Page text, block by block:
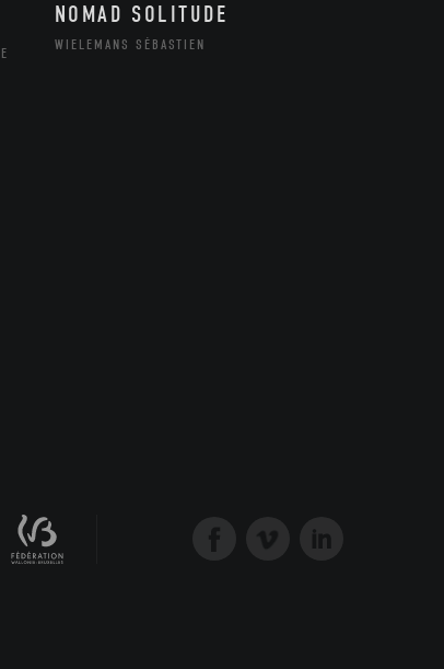
NOMAD SOLITUDE
WIELEMANS SÉBASTIEN